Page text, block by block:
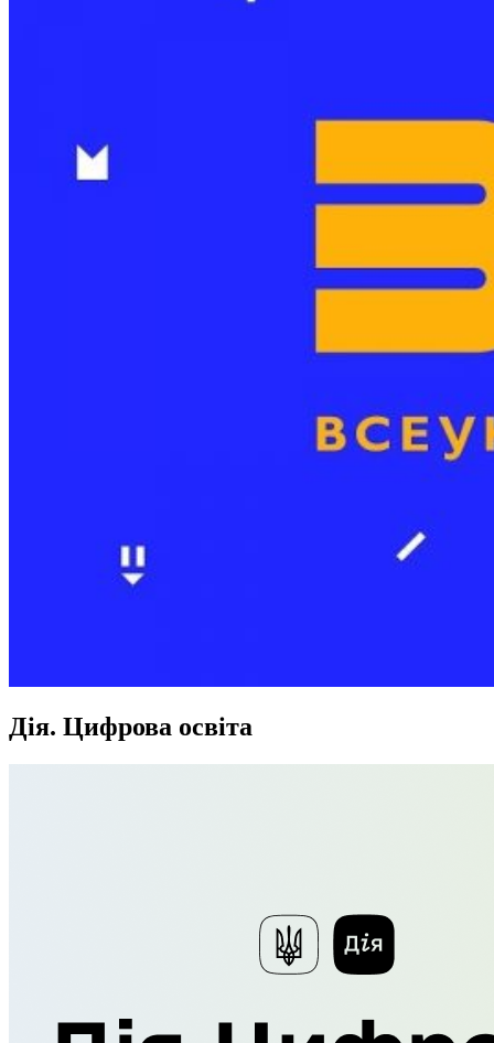
Дія. Цифрова освіта